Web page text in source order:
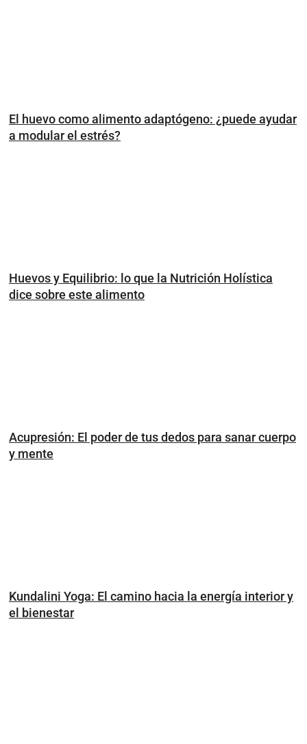
El huevo como alimento adaptógeno: ¿puede ayudar
a modular el estrés?
Huevos y Equilibrio: lo que la Nutrición Holística
dice sobre este alimento
Acupresión: El poder de tus dedos para sanar cuerpo
y mente
Kundalini Yoga: El camino hacia la energía interior y
el bienestar